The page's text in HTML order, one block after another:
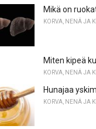
Mikä on
KORVA, NENÄ JA
Miten kipeä
KORVA, NENÄ JA
Hunajaa
KORVA, NENÄ JA